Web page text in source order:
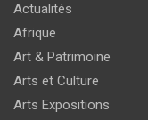
Actualités
Afrique
Art & Patrimoine
Arts et Culture
Arts Expositions